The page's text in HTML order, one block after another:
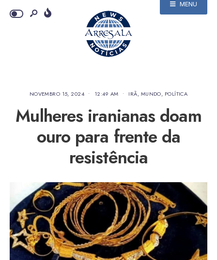
MENU
NOVEMBRO 15, 2024 • 12:49 AM • IRÃ, MUNDO, POLÍTICA
Mulheres iranianas doam
ouro para frente da
resistência